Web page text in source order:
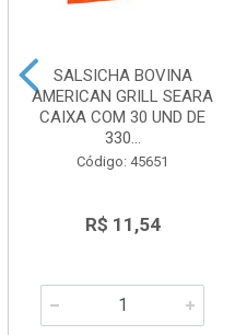
SALSICHA BOVINA
AMERICAN GRILL SEARA
CAIXA COM 30 UND DE
330...
Código: 45651
R$ 11,54